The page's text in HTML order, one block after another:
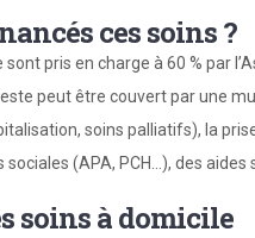
ces soins ?
sont pris en charge à 60 % par
peut être couvert par une
soins palliatifs), la
sociales (APA, PCH…), des
soins à domicile